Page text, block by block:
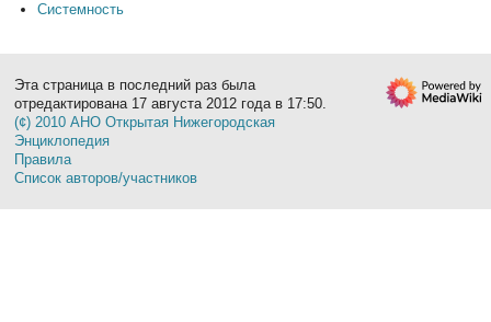
Системность
Эта страница в последний раз была
отредактирована 17 августа 2012 года в 17:50.
(¢) 2010 АНО Открытая Нижегородская
Энциклопедия
Правила
Список авторов/участников